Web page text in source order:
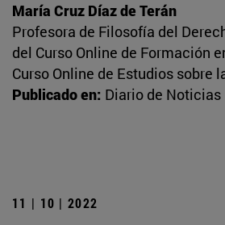
María Cruz Díaz de Terán
Profesora de Filosofía del
del Curso Online de Formación
Curso Online de Estudios sobre
Publicado en: Diario de Noticias
11 | 10 | 2022